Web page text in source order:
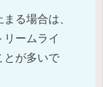
る場合は、
ームライ
とが多いで